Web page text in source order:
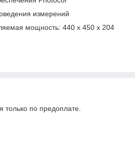
измерений
мощность: 440 x 450 x 204
только по предоплате.